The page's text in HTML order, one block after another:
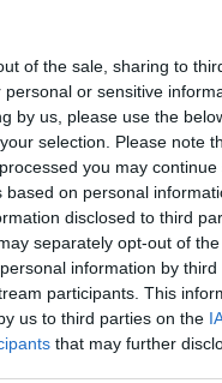
of the sale, sharing to
personal or sensitive
by us, please use the
selection. Please note
you may continue
based on personal
disclosed to third
separately opt-out of
information by
participants. This
us to third parties on the
that may further
per il suo racconto
allarme sul centro
Albieri: “Episodi
finti clienti svuotano le
nel resort
Olbia 7 agosto, sole e caldo